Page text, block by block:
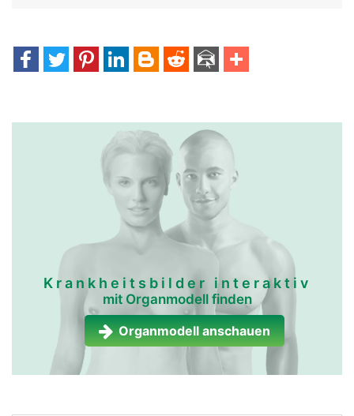
Krankheitsbilder interaktiv
mit Organmodell finden
Organmodell anschauen